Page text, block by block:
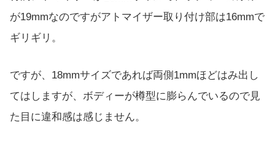
が19mmなのですがアトマイザー取り付け部は16mmで
ギリギリ。
ですが、18mmサイズであれば両側1mmほどはみ出し
てはしますが、ボディーが樽型に膨らんでいるので見
た目に違和感は感じません。